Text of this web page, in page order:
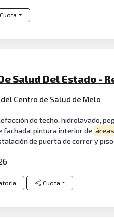
Cuota
Salud Del Estado -
Centro de Salud de Melo
de techo, hidrolavado,
fachada; pintura interior de áreas
de puerta de correr y
Cuota